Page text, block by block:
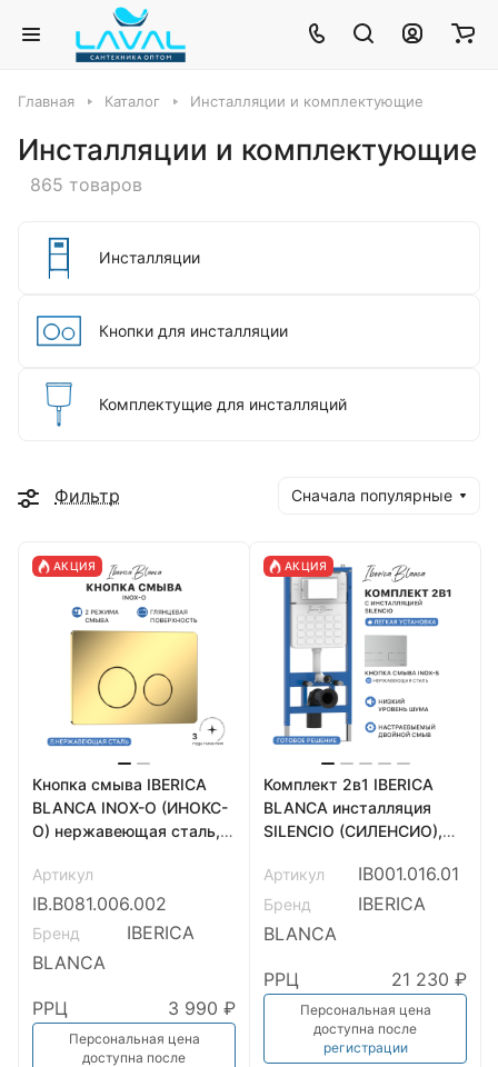
Главная Каталог Инсталляции и комплектующие
Инсталляции и комплектующие
865 товаров
Инсталляции
Кнопки для инсталляции
Комплектущие для инсталляций
Фильтр Сначала популярные
АКЦИЯ
Кнопка смыва IBERICA
BLANCA INOX-O (ИНОКС-
О) нержавеющая сталь,
(IB.B081.006.002)
Артикул
IB.B081.006.002
Бренд
IBERICA
BLANCA
РРЦ 3 990 ₽
Персональная цена
доступна после
АКЦИЯ
Комплект 2в1 IBERICA
BLANCA инсталляция
SILENCIO (СИЛЕНСИО),
(ИНОКС-С) хром матовый
(IB001.016.01)
Артикул IB001.016.01
Бренд
IBERICA
BLANCA
РРЦ 21 230 ₽
Персональная цена
доступна после
регистрации